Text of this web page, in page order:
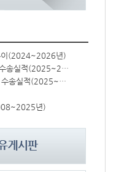
이(2024~2026년)
2분기 亞-미국 수출항로 국가별 수송실적(2025~2026년)
상반기 亞-미국 수출항로 국가별 수송실적(2025~2026년)
년)